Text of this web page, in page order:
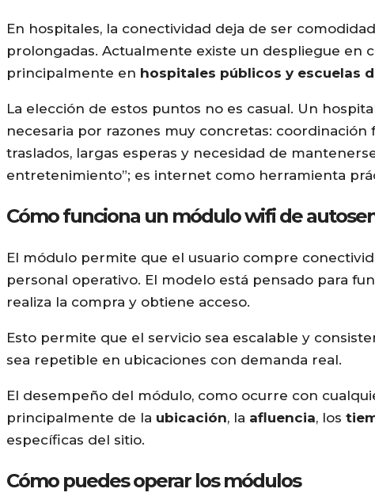
En hospitales, la conectividad deja de ser
prolongadas. Actualmente existe un despliegue en
principalmente en hospitales públicos y escuelas
La elección de estos puntos no es casual. Un
necesaria por razones muy concretas:
traslados, largas esperas y necesidad de
entretenimiento”; es internet como herramienta
Cómo funciona un módulo wifi de
El módulo permite que el usuario compre
personal operativo. El modelo está pensado para
realiza la compra y obtiene acceso.
Esto permite que el servicio sea escalable y
sea repetible en ubicaciones con demanda real.
El desempeño del módulo, como ocurre con
principalmente de la ubicación, la afluencia, los
específicas del sitio.
Cómo puedes operar los módulos